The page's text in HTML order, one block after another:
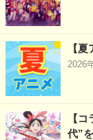
【
2026
【
代”